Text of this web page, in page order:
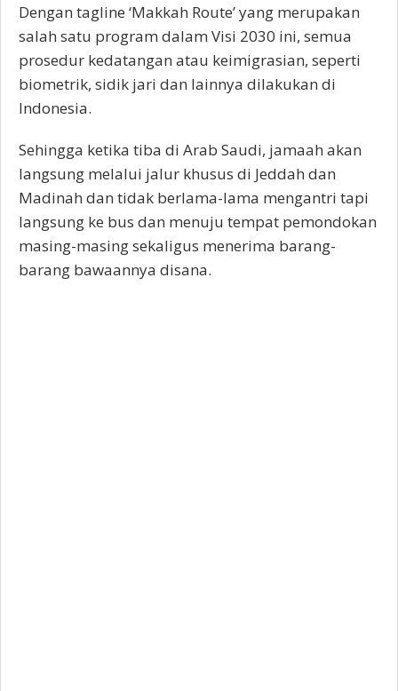
Dengan tagline ‘Makkah Route’ yang merupakan
salah satu program dalam Visi 2030 ini, semua
prosedur kedatangan atau keimigrasian, seperti
biometrik, sidik jari dan lainnya dilakukan di
Indonesia.
Sehingga ketika tiba di Arab Saudi, jamaah akan
langsung melalui jalur khusus di Jeddah dan
Madinah dan tidak berlama-lama mengantri tapi
langsung ke bus dan menuju tempat pemondokan
masing-masing sekaligus menerima barang-
barang bawaannya disana.